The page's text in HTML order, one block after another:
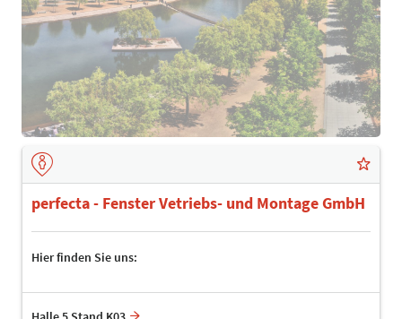
perfecta - Fenster Vetriebs- und Montage GmbH
Hier finden Sie uns: